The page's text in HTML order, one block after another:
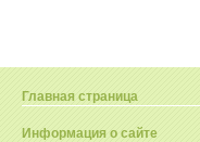
Главная страница
Информация о сайте